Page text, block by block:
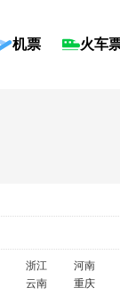
机票 火车
浙江
河南
云南 重庆